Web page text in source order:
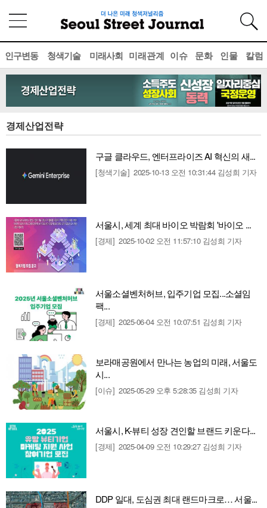
인구변동 청색기술 미래사회 미래관계 이슈 문화 인물 칼럼
경제산업전략
구글 클라우드, 엔터프라이즈 AI 혁신의 새...
[청색기술] 2025-10-13 오전 10:31:44 김성희 기자
서울시, 세계 최대 바이오 박람회 '바이오 ...
[경제] 2025-10-02 오전 11:57:10 김성희 기자
서울소셜벤처허브, 입주기업 모집...소셜임
팩...
[경제] 2025-06-04 오전 10:07:51 김성희 기자
보라매공원에서 만나는 농업의 미래, 서울도
시...
[이슈] 2025-05-29 오후 5:28:35 김성희 기자
서울시, K-뷰티 성장 견인할 브랜드 키운다...
[경제] 2025-04-09 오전 10:29:27 김성희 기자
DDP 일대, 도심권 최대 랜드마크로… 서울...